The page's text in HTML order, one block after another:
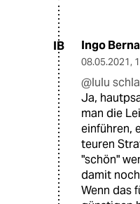
IB Ingo
08.05.2021,
@lulu
Ja,
man die
einführen,
teuren
"schön"
damit
Wenn das